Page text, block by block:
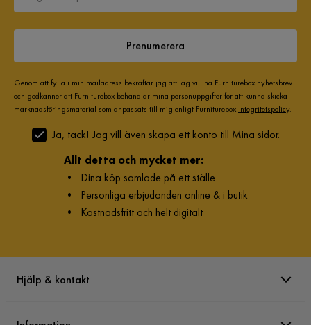
Prenumerera
Genom att fylla i min mailadress bekräftar jag att jag vill ha Furniturebox nyhetsbrev
och godkänner att Furniturebox behandlar mina personuppgifter för att kunna skicka
marknadsföringsmaterial som anpassats till mig enligt Furniturebox Integritetspolicy.
Ja, tack! Jag vill även skapa ett konto till Mina sidor.
Allt detta och mycket mer:
• Dina köp samlade på ett ställe
• Personliga erbjudanden online & i butik
• Kostnadsfritt och helt digitalt
Hjälp & kontakt